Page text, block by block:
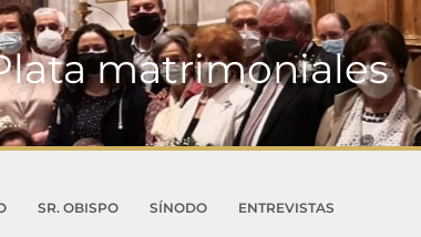
matrimoniales
SR. OBISPO SÍNODO
ENTREVISTAS